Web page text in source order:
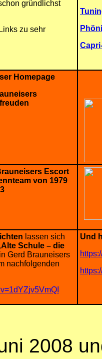
gründlichst
zu sehr
Homepage
Escort
von 1979
lassen sich
Schule – die
in Gerd Brauneisers
nachfolgenden
Und
2008